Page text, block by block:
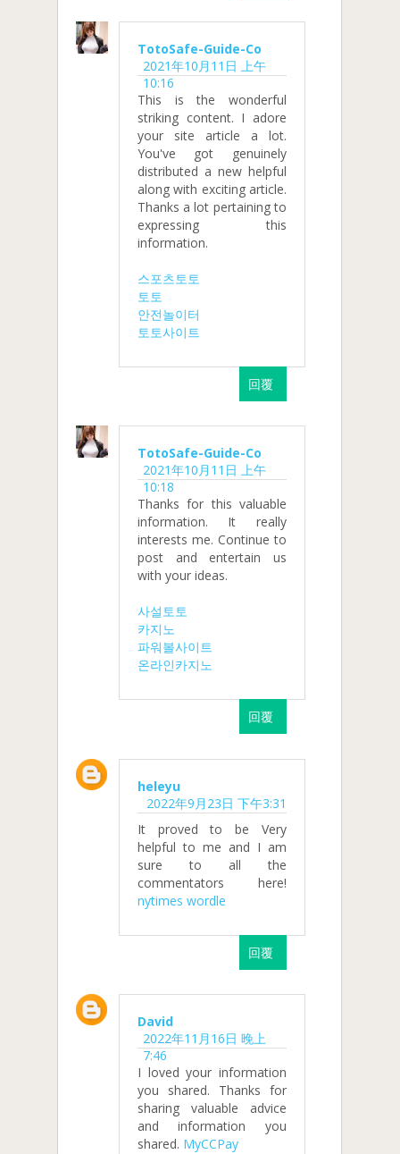
TotoSafe-Guide-Co
2021年10月11日 上午
10:16
This is the wonderful
striking content. I adore
your site article a lot.
You've got genuinely
distributed a new helpful
along with exciting article.
Thanks a lot pertaining to
expressing this
information.
스포츠토토
토토
안전놀이터
토토사이트
回覆
TotoSafe-Guide-Co
2021年10月11日 上午
10:18
Thanks for this valuable
information. It really
interests me. Continue to
post and entertain us
with your ideas.
사설토토
카지노
파워볼사이트
온라인카지노
回覆
heleyu
2022年9月23日 下午3:31
It proved to be Very
helpful to me and I am
sure to all the
commentators here!
nytimes wordle
回覆
David
2022年11月16日 晚上
7:46
I loved your information
you shared. Thanks for
sharing valuable advice
and information you
shared. MyCCPay